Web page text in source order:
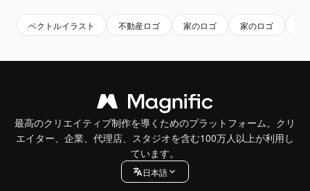
ベクトルイラスト 不動産ロゴ 家のロゴ 家のロゴ
最高のクリエイティブ制作を導くためのプラットフォーム。クリ
エイター、企業、代理店、スタジオを含む100万人以上が利用し
ています。
日本語